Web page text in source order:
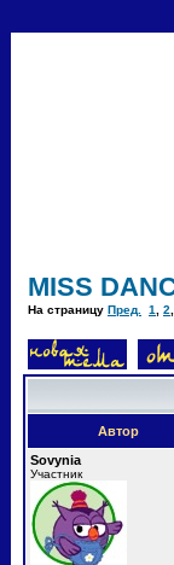
MISS
На страницу Пред. 1 2
Автор
Sovynia
Участник